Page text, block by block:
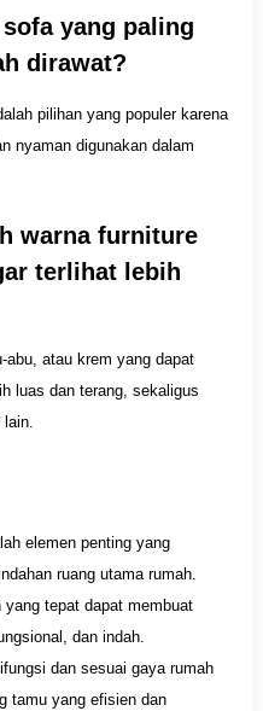
yang paling
dirawat?
pilihan yang populer karena
nyaman digunakan dalam
warna furniture
terlihat lebih
abu, atau krem yang dapat
luas dan terang, sekaligus
lain.
elemen penting yang
ruang utama rumah.
tepat dapat membuat
dan indah.
dan sesuai gaya rumah
tamu yang efisien dan